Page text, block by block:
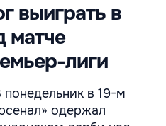
выиграть в
матче
лиги
в 19-м
одержал